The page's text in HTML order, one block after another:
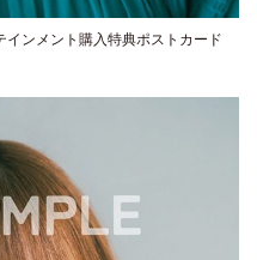
インメント購入特典ポストカード